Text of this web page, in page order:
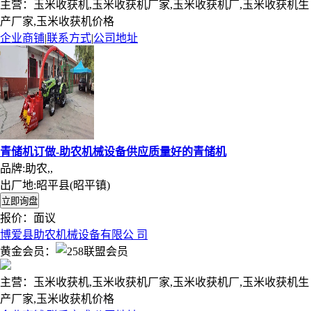
主营：玉米收获机,玉米收获机厂家,玉米收获机厂,玉米收获机生
产厂家,玉米收获机价格
企业商铺|联系方式|公司地址
青储机订做-助农机械设备供应质量好的青储机
品牌:助农,,
出厂地:昭平县(昭平镇)
报价： 面议
博爱县助农机械设备有限公 司
黄金会员：
主营：玉米收获机,玉米收获机厂家,玉米收获机厂,玉米收获机生
产厂家,玉米收获机价格